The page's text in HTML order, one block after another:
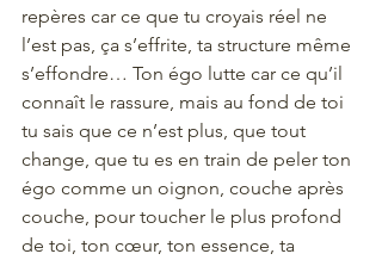
repères car ce que tu croyais réel ne
l’est pas, ça s’effrite, ta structure même
s’effondre… Ton égo lutte car ce qu’il
connaît le rassure, mais au fond de toi
tu sais que ce n’est plus, que tout
change, que tu es en train de peler ton
égo comme un oignon, couche après
couche, pour toucher le plus profond
de toi, ton cœur, ton essence, ta